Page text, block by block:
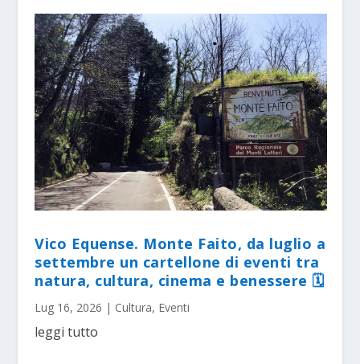
Vico Equense. Monte Faito, da luglio a
settembre un cartellone di eventi tra
natura, cultura, cinema e benessere 🗓
Lug 16, 2026 | Cultura, Eventi
leggi tutto